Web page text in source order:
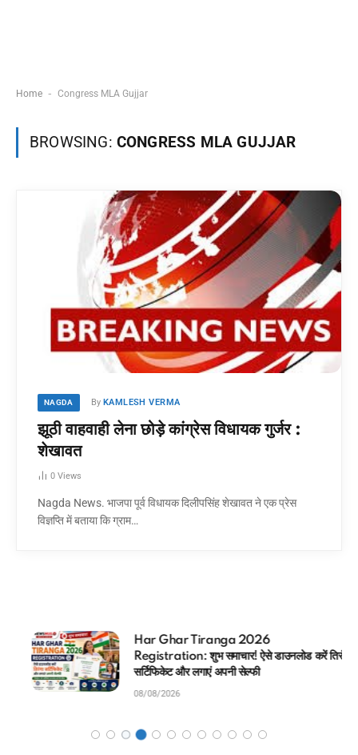
Home - Congress MLA Gujjar
BROWSING: CONGRESS MLA GUJJAR
NAGDA By KAMLESH VERMA
झूठी वाहवाही लेना छोड़े कांग्रेस विधायक गुर्जर :
शेखावत
0 Views
Nagda News. भाजपा पूर्व विधायक दिलीपसिंह शेखावत ने एक प्रेस
विज्ञप्ति में बताया कि ग्राम…
Har Ghar Tiranga 2026
Registration: शुभ समाचार! ऐसे डाउनलोड करें तिरंगा
सर्टिफिकेट और लगाएं अपनी सेल्फी
08/08/2026